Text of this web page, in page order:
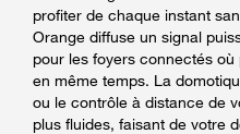
profiter de chaque instant
Orange diffuse un signal
pour les foyers connectés
en même temps. La
ou le contrôle à distance de
plus fluides, faisant de votre